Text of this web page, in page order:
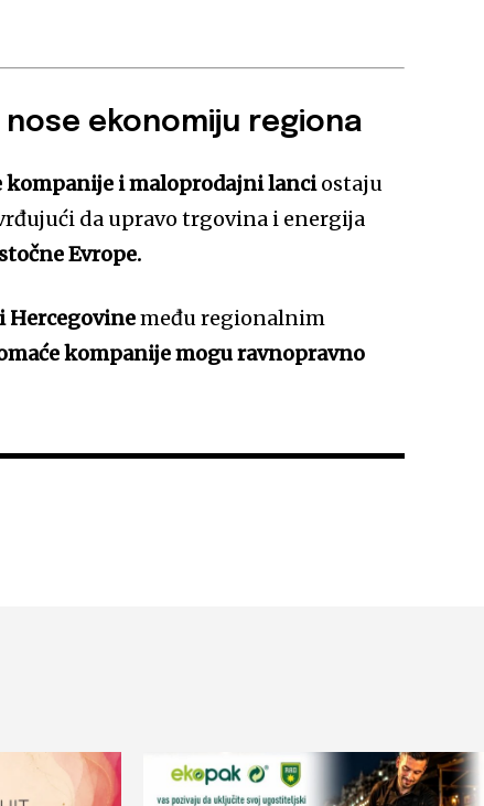
nose ekonomiju regiona
kompanije i maloprodajni lanciostaju
da upravo trgovina i energija
Evrope.
Hercegovinemeđu regionalnim
kompanije mogu ravnopravno